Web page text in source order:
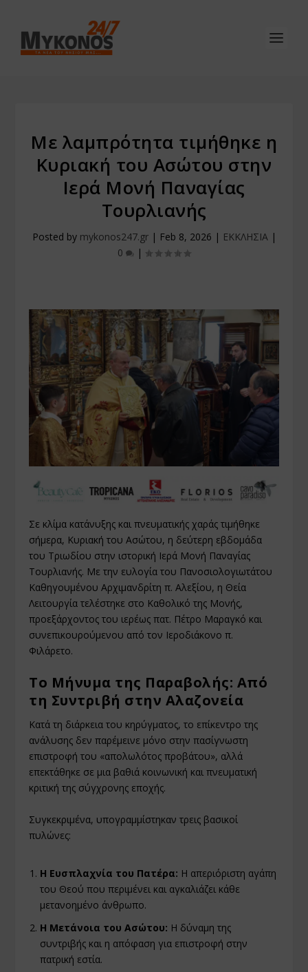
Με λαμπρότητα τιμήθηκε η
Κυριακή του Ασώτου στην
Ιερά Μονή Παναγίας
Τουρλιανής
Posted by mykonos247.gr| Feb 8, 2026 | ΕΚΚΛΗΣΙΑ|
0
|
Σε κλίμα κατάνυξης και πνευματικής χαράς τιμήθηκε
σήμερα, Κυριακή του Ασώτου, η δεύτερη εβδομάδα
του Τριωδίου στην ιστορική Ιερά Μονή Παναγίας
Τουρλιανής. Με την ευλογία του Πανοσιολογιωτάτου
Καθηγουμένου Αρχιμανδρίτη π. Αλεξίου, η Θεία
Λειτουργία τελέστηκε στο Καθολικό της Μονής,
προεξάρχοντος του ιερέως πατ. Πέτρο Μαραγκό και
συνεπικουρούμενου από τον Ιεροδιάκονο π.
Φιλάρετο.
Το Μήνυμα της Παραβολής: Από
τη Συντριβή στην Αλαζονεία
Κατά τη διάρκεια του κηρύγματος, το επίκεντρο της
ανάλυσης δεν παρέμεινε μόνο στην πασίγνωστη
επιστροφή του «απολωλότος προβάτου», αλλά
επεκτάθηκε σε μια βαθιά κοινωνική και πνευματική
κριτική της σύγχρονης εποχής.
Συγκεκριμένα, υπογραμμίστηκαν τρεις βασικοί
πυλώνες:
Η Ευσπλαχνία του Πατέρα: Η απεριόριστη αγάπη
του Θεού που περιμένει και αγκαλιάζει κάθε
μετανοημένο άνθρωπο.
Η Μετάνοια του Ασώτου: Η δύναμη της
συντριβής και η απόφαση για επιστροφή στην
πατρική εστία.